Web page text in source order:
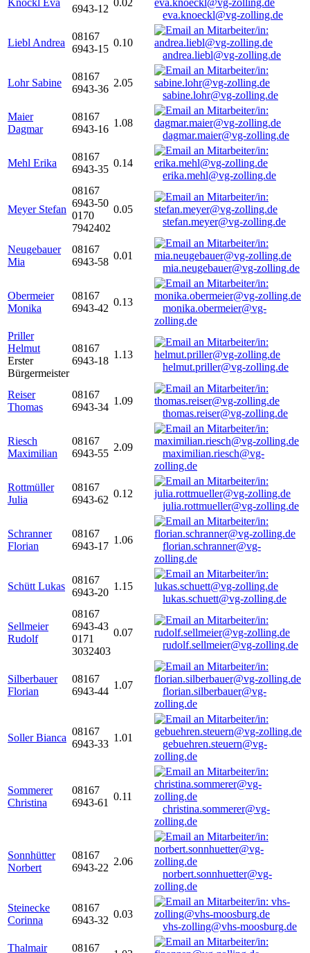
Knöckl Eva
6943-12
0.02
eva.knoeckl@vg-zolling.de
Liebl Andrea
08167
6943-15
0.10
andrea.liebl@vg-zolling.de
Lohr Sabine
08167
6943-36
2.05
sabine.lohr@vg-zolling.de
Maier
Dagmar
08167
6943-16
1.08
dagmar.maier@vg-zolling.de
Mehl Erika
08167
6943-35
0.14
erika.mehl@vg-zolling.de
Meyer Stefan
08167
6943-50
0170
7942402
0.05
stefan.meyer@vg-zolling.de
Neugebauer
Mia
08167
6943-58
0.01
mia.neugebauer@vg-zolling.de
Obermeier
Monika
08167
6943-42
0.13
monika.obermeier@vg-
zolling.de
Priller
Helmut
Erster
Bürgermeister
08167
6943-18
1.13
helmut.priller@vg-zolling.de
Reiser
Thomas
08167
6943-34
1.09
thomas.reiser@vg-zolling.de
Riesch
Maximilian
08167
6943-55
2.09
maximilian.riesch@vg-
zolling.de
Rottmüller
Julia
08167
6943-62
0.12
julia.rottmueller@vg-zolling.de
Schranner
Florian
08167
6943-17
1.06
florian.schranner@vg-
zolling.de
Schütt Lukas
08167
6943-20
1.15
lukas.schuett@vg-zolling.de
Sellmeier
Rudolf
08167
6943-43
0171
3032403
0.07
rudolf.sellmeier@vg-zolling.de
Silberbauer
Florian
08167
6943-44
1.07
florian.silberbauer@vg-
zolling.de
Soller Bianca
08167
6943-33
1.01
gebuehren.steuern@vg-
zolling.de
Sommerer
Christina
08167
6943-61
0.11
christina.sommerer@vg-
zolling.de
Sonnhütter
Norbert
08167
6943-22
2.06
norbert.sonnhuetter@vg-
zolling.de
Steinecke
Corinna
08167
6943-32
0.03
vhs-zolling@vhs-moosburg.de
Thalmair
08167